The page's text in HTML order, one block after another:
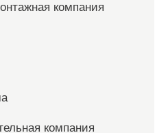
компания
компания